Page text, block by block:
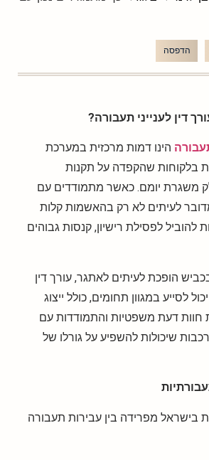
הדפסה
דין לענייני תעבורה?
הינו דמות מרכזית במערכת
בלקוחות שהקפדה על תקנות
משגרת יומם. כאשר מתמודדים עם
לעיתים לא רק בהאשמות קלות
להוביל לפסילת רישיון, קנסות גבוהים
הופכת לעיתים לאתגר, עורך דין
לסייע במגוון תחומים, כולל ייצוג
דעת משפטיות והתמודדות עם
שיכולות להשפיע על גורלו של
מפרידה בין עבירות תעבורה